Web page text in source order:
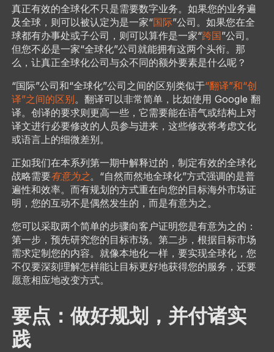
真正有效的全球化不只是需要数字业务。如果您的业务遍
及全球，则可以被认定为是一家“国际”公司。如果您在全
球都有办事处或子公司，则可以算作是一家“跨国”公司。
但您不必是一家“全球化”公司就能拥有这两个头衔。那
么，让真正全球化公司与众不同的额外要素是什么呢？
“国际”公司和“全球化”公司之间的区别类似于“翻译”和“创
译”之间的区别。翻译可以非常简单，比如使用 Google 翻
译。创译的要求则更高一些，它需要能在语气或结构上对
译文进行必要修改的人员参与进来，这些修改将考虑文化
或语言上的细微差别。
正如我们在本系列第一期中解释过的，制定有效的全球化
战略需要有意为之。“自然而然地全球化”方式强调的是普
遍性和效率。而有规划的方式重在向您的目标海外市场证
明，您的互动不是偶然发生的，而是有意为之。
您可以采取两个简单的步骤向客户证明您是有意为之的：
第一步，预先研究您的目标市场。第二步，根据目标市场
需求定制您的内容。就像本地化一样，要实现全球化，您
不仅要深刻理解怎样能让目标更好地获得您的服务，还要
愿意相应地改变方式。
要点：做好规划，并付诸实
践